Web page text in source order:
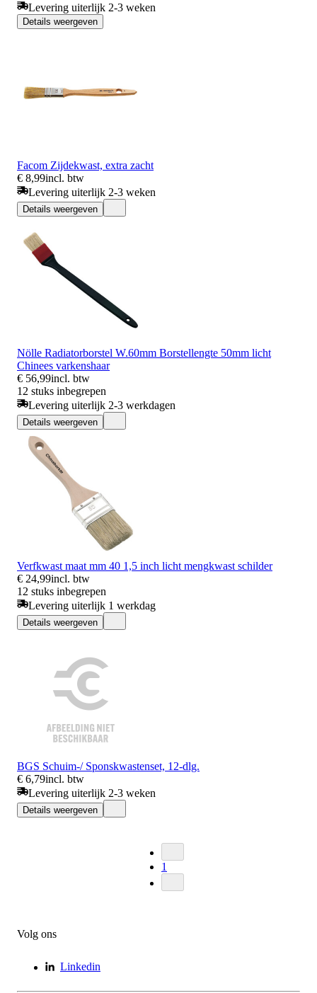
Levering uiterlijk 2-3 weken
Details weergeven
Facom Zijdekwast, extra zacht
€ 8,99incl. btw
Levering uiterlijk 2-3 weken
Details weergeven
Nölle Radiatorborstel W.60mm Borstellengte 50mm licht
Chinees varkenshaar
€ 56,99incl. btw
12 stuks inbegrepen
Levering uiterlijk 2-3 werkdagen
Details weergeven
Verfkwast maat mm 40 1,5 inch licht mengkwast schilder
€ 24,99incl. btw
12 stuks inbegrepen
Levering uiterlijk 1 werkdag
Details weergeven
BGS Schuim-/ Sponskwastenset, 12-dlg.
€ 6,79incl. btw
Levering uiterlijk 2-3 weken
Details weergeven
1
Volg ons
Linkedin